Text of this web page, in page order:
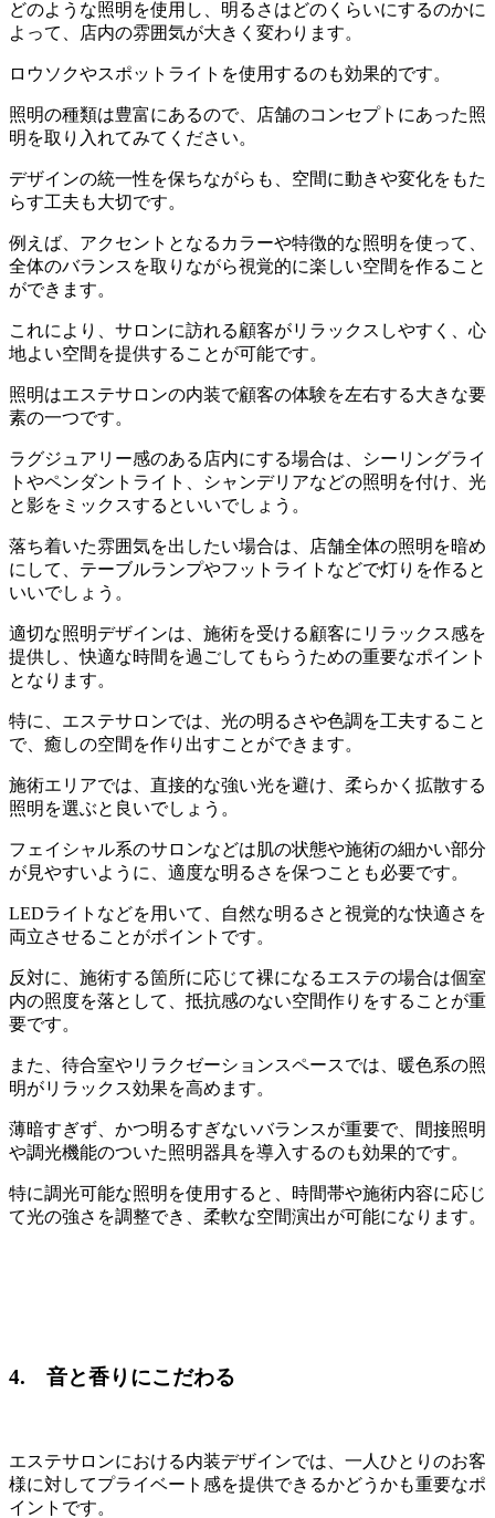
どのような照明を使用し、明るさはどのくらいにするのかに
よって、店内の雰囲気が大きく変わります。
ロウソクやスポットライトを使用するのも効果的です。
照明の種類は豊富にあるので、店舗のコンセプトにあった照
明を取り入れてみてください。
デザインの統一性を保ちながらも、空間に動きや変化をもた
らす工夫も大切です。
例えば、アクセントとなるカラーや特徴的な照明を使って、
全体のバランスを取りながら視覚的に楽しい空間を作ること
ができます。
これにより、サロンに訪れる顧客がリラックスしやすく、心
地よい空間を提供することが可能です。
照明はエステサロンの内装で顧客の体験を左右する大きな要
素の一つです。
ラグジュアリー感のある店内にする場合は、シーリングライ
トやペンダントライト、シャンデリアなどの照明を付け、光
と影をミックスするといいでしょう。
落ち着いた雰囲気を出したい場合は、店舗全体の照明を暗め
にして、テーブルランプやフットライトなどで灯りを作ると
いいでしょう。
適切な照明デザインは、施術を受ける顧客にリラックス感を
提供し、快適な時間を過ごしてもらうための重要なポイント
となります。
特に、エステサロンでは、光の明るさや色調を工夫すること
で、癒しの空間を作り出すことができます。
施術エリアでは、直接的な強い光を避け、柔らかく拡散する
照明を選ぶと良いでしょう。
フェイシャル系のサロンなどは肌の状態や施術の細かい部分
が見やすいように、適度な明るさを保つことも必要です。
LEDライトなどを用いて、自然な明るさと視覚的な快適さを
両立させることがポイントです。
反対に、施術する箇所に応じて裸になるエステの場合は個室
内の照度を落として、抵抗感のない空間作りをすることが重
要です。
また、待合室やリラクゼーションスペースでは、暖色系の照
明がリラックス効果を高めます。
薄暗すぎず、かつ明るすぎないバランスが重要で、間接照明
や調光機能のついた照明器具を導入するのも効果的です。
特に調光可能な照明を使用すると、時間帯や施術内容に応じ
て光の強さを調整でき、柔軟な空間演出が可能になります。
4. 音と香りにこだわる
エステサロンにおける内装デザインでは、一人ひとりのお客
様に対してプライベート感を提供できるかどうかも重要なポ
イントです。